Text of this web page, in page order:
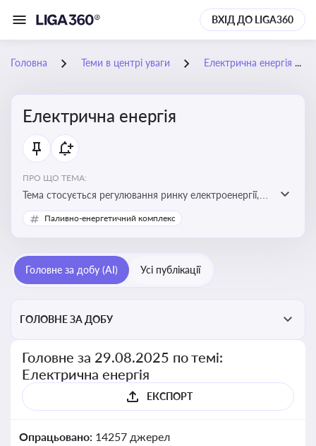
ВХІД ДО LIGA360
Головна Теми в центрі уваги Електрична енергія
Електрична енергія
ПРО ЩО ТЕМА:
Тема стосується регулювання ринку електроенергії,
включаючи її виробництво, постачання та фінансові
стимули для відновлюваної енергетики
Паливно-енергетичний комплекс
Головне за добу (AI) Усі публікації
ГОЛОВНЕ ЗА ДОБУ
Головне за 29.08.2025 по темі:
Електрична енергія
ЕКСПОРТ
Опрацьовано: 14257 джерел